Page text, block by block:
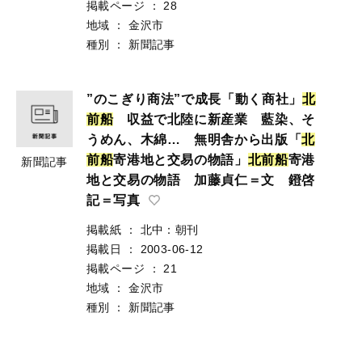
掲載ページ
：
28
地域
：
金沢市
種別
： 新聞記事
新聞記事
”のこぎり商法”で成長「動く商社」 北
前船収益で北陸に新産業 藍染、そ
うめん、木綿… 無明舎から出版「北
前船寄港地と交易の物語」 北前船寄港
地と交易の物語 加藤貞仁＝文 鐙啓
記＝写真
掲載紙 ：
北中：朝刊
掲載日
：
2003-06-12
掲載ページ
：
21
地域
：
金沢市
種別
： 新聞記事